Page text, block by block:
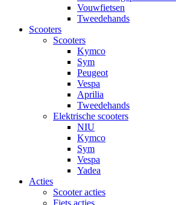
Vouwfietsen
Tweedehands
Scooters
Scooters
Kymco
Sym
Peugeot
Vespa
Aprilia
Tweedehands
Elektrische scooters
NIU
Kymco
Sym
Vespa
Yadea
Acties
Scooter acties
Fiets acties